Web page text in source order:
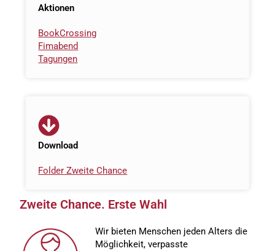
Aktionen
BookCrossing
Fimabend
Tagungen
Download
Folder Zweite Chance
Zweite Chance. Erste Wahl
Wir bieten Menschen jeden Alters die
Möglichkeit, verpasste